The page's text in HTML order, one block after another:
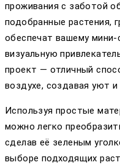
проживания с заботой
подобранные растения,
обеспечат вашему
визуальную
проект — отличный
воздухе, создавая уют
Используя простые
можно легко
сделав её зеленым
выборе подходящих